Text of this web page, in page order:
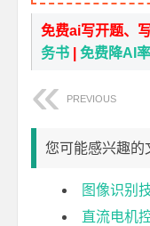
免费ai写开题、
务书 |免费降AI率
PREVIOUS
您可能感兴趣的
图像识别
直流电机